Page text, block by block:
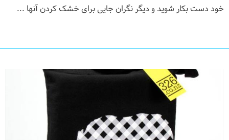
خود دست بکار شوید و دیگر نگران جایی برای خشک کردن آنها ...